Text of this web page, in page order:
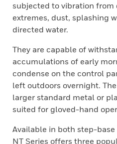
subjected to vibration
extremes, dust, splashing
directed water.
They are capable of
accumulations of early
condense on the control
left outdoors overnight.
larger standard metal or
suited for gloved-hand
Available in both step-
NT Series offers three